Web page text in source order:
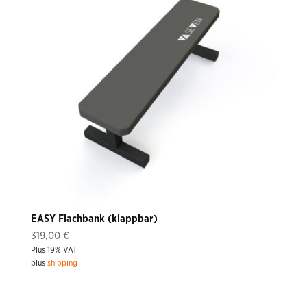
EASY Flachbank (klappbar)
319,00 €
Plus 19% VAT
plus shipping